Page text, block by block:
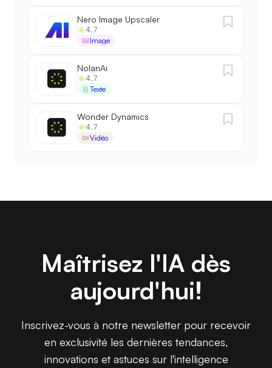
Nero Image Upscaler
4.7
Image
NolanAi
4.7
Texte
Wonder Dynamics
4.7
Vidéo
Maîtrisez l'IA dès
aujourd'hui!
Inscrivez-vous à notre newsletter pour recevoir
en exclusivité les dernières tendances,
innovations et astuces sur l'intelligence